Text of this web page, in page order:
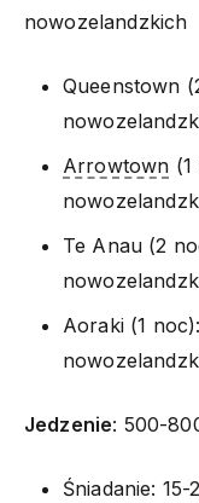
nowozelandzkich
Queenstown
Arrowtown
Te Anau (2
Aoraki (1
Jedzenie: 500-
Śniadanie: